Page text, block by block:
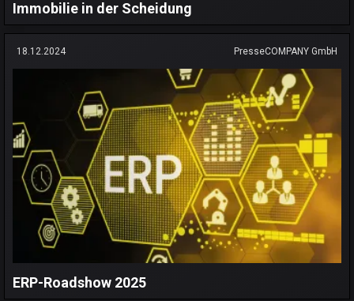
Immobilie in der Scheidung
18.12.2024 PresseCOMPANY GmbH
ERP-Roadshow 2025